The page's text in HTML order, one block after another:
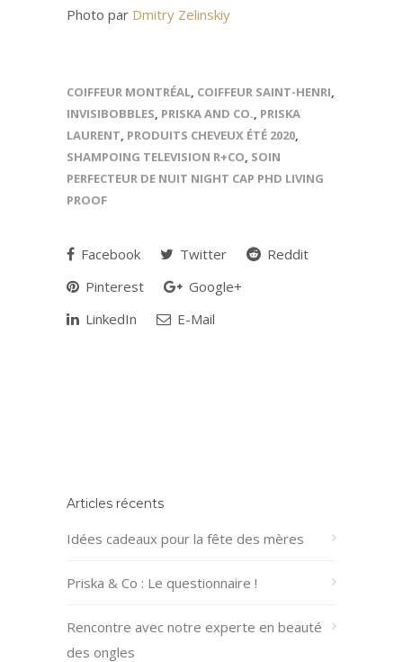
Photo par Dmitry Zelinskiy
COIFFEUR MONTRÉAL, COIFFEUR SAINT-HENRI,
INVISIBOBBLES, PRISKA AND CO., PRISKA
LAURENT, PRODUITS CHEVEUX ÉTÉ 2020,
SHAMPOING TELEVISION R+CO, SOIN
PERFECTEUR DE NUIT NIGHT CAP PHD LIVING
PROOF
Facebook Twitter
Reddit
Pinterest
Google+
LinkedIn
E-Mail
Articles récents
Idées cadeaux pour la fête des mères
Priska & Co : Le questionnaire !
Rencontre avec notre experte en beauté
des ongles